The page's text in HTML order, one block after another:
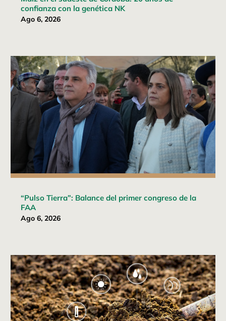
confianza con la genética NK
Ago 6, 2026
“Pulso Tierra”: Balance del primer congreso de la
FAA
Ago 6, 2026